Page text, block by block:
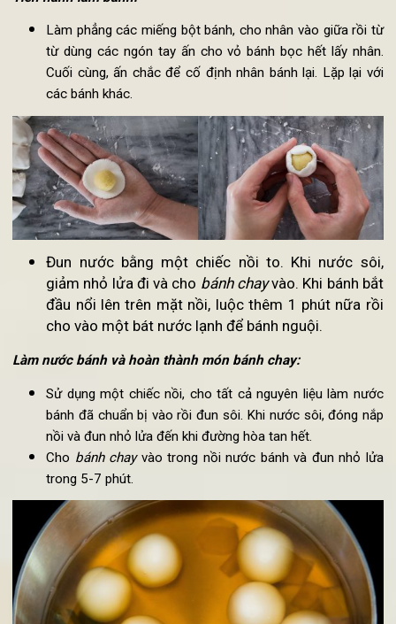
Sử dụng một chiếc tô lớn, cho gạo nếp và muối vào
trộn đều với nhau. Sau đó cho nước ấm vào, trộn và
đến khi được hỗn hợp bột bánh (nếu cho quá nhiều
bạn có thể cho thêm bột nếp vào).
Chia hỗn hợp bột bánh ra thành 25 phần bằng nhau.
các phần vào lòng bàn tay rồi vo nặn thành các hình
Tiến hành làm bánh:
Làm phẳng các miếng bột bánh, cho nhân vào giữa rồi
từ dùng các ngón tay ấn cho vỏ bánh bọc hết lấy
Cuối cùng, ấn chắc để cố định nhân bánh lại. Lặp lại
các bánh khác.
Đun nước bằng một chiếc nồi to. Khi nước
giảm nhỏ lửa đi và cho
đầu nổi lên trên mặt nồi, luộc thêm 1 phút nữa
cho vào một bát nước lạnh để bánh nguội.
Làm nước bánh và hoàn thành món bánh chay:
Sử dụng một chiếc nồi, cho tất cả nguyên liệu làm
bánh đã chuẩn bị vào rồi đun sôi. Khi nước sôi, đóng